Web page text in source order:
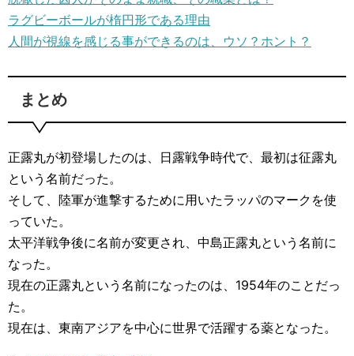
ラグビーボールが楕円形である理由
人間が視線を感じる事ができるのは、ウソ？ホント？
まとめ
正露丸が初登場したのは、日露戦争時代で、最初は征露丸
という名前だった。
そして、陸軍が進撃するために用いたラッパのマークを使
っていた。
太平洋戦争後に名前が変更され、中島正露丸という名前に
なった。
現在の正露丸という名前になったのは、1954年のことだっ
た。
現在は、東南アジアを中心に世界で活躍する薬となった。